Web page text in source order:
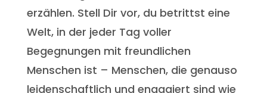
erzählen. Stell Dir vor, du betrittst eine
Welt, in der jeder Tag voller
Begegnungen mit freundlichen
Menschen ist – Menschen, die genauso
leidenschaftlich und engagiert sind wie